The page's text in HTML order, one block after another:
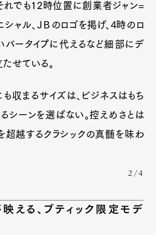
れでも12時位置に創業者ジャン=
シャル、ＪＢのロゴを掲げ、4時のロ
ータイプに代えるなど細部にデ
せている。
収まるサイズは、ビジネスはもち
シーンを選ばない。控えめさとは
越するクラシックの真髄を味わ
2/4
える、ブティック限定モデ